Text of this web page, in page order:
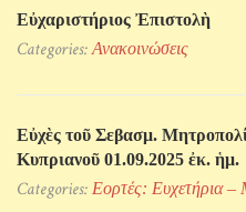
Εὐχαριστήριος Ἐπιστολὴ
Categories:Ανακοινώσεις
Εὐχὲς τοῦ Σεβασμ.
Κυπριανοῦ 01.09.2025 ἐκ. ἡμ.
Categories: Εορτές: Ευχετήρια –